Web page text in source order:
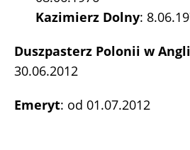
Kazimierz Dolny:
Duszpasterz Polonii w
30.06.2012
Emeryt: od 01.07.2012